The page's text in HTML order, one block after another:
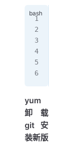
yum
卸载
git 安
装新版